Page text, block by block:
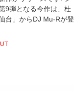
9弾となる今作は、杜
台」からDJ Mu-Rが登